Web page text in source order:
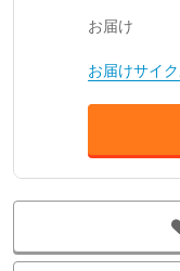
お届け
お届けサイ